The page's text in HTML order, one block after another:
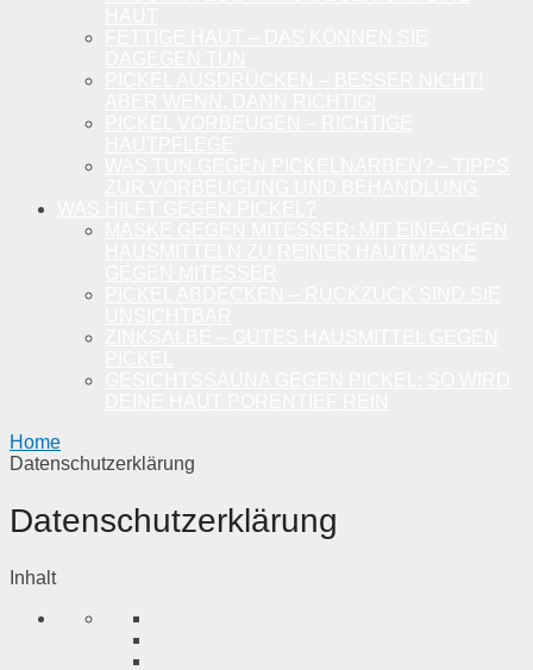
Home
Datenschutzerklärung
Datenschutzerklärung
Inhalt